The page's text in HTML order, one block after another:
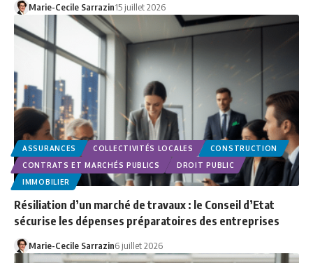
Marie-Cecile Sarrazin15 juillet 2026
ASSURANCES COLLECTIVITÉS LOCALES
CONSTRUCTION
CONTRATS ET MARCHÉS PUBLICS
DROIT PUBLIC
IMMOBILIER
Résiliation d’un marché de travaux : le Conseil d’Etat
sécurise les dépenses préparatoires des entreprises
Marie-Cecile Sarrazin6 juillet 2026